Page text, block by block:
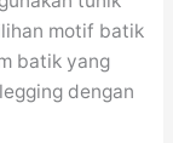
motif batik
batik yang
dengan